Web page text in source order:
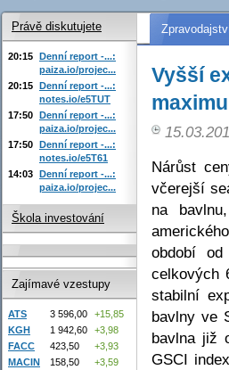
Vyšší
Nárůst
včerejší
na
období
celkových
stabilní
bavlny ve
bavlna již
GSCI
Právě diskutujete
20:15 Denní report -...:
paiza.io/projec...
20:15 Denní report -...:
notes.io/e5TUT
17:50 Denní report -...:
paiza.io/projec...
17:50 Denní report -...:
notes.io/e5T61
14:03 Denní report -...:
paiza.io/projec...
Škola investování
Zajímavé vzestupy
ATS 3 596,00
+15,85
KGH
1 942,60
+3,98
FACC
423,50
+3,93
MACIN
158,50
+3,59